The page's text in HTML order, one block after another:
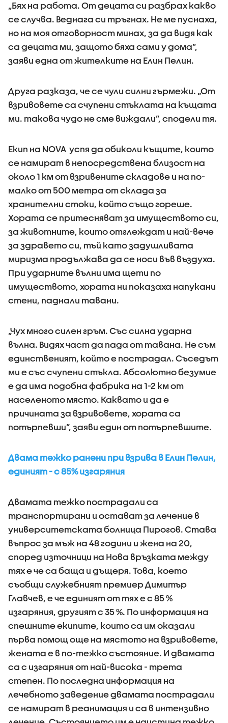
„Бях на работа. От децата си разбрах какво
се случва. Веднага си тръгнах. Не ме пуснаха,
но на моя отговорност минах, за да видя как
са децата ми, защото бяха сами у дома”,
заяви една от жителките на Елин Пелин.
Друга разказа, че се чули силни гърмежи. „От
взривовете са счупени стъклата на къщата
ми. такова чудо не сме виждали”, сподели тя.
Екип на NOVA успя да обиколи къщите, които
се намират в непосредствена близост на
около 1 км от взривените складове и на по-
малко от 500 метра от склада за
хранителни стоки, който също гореше.
Хората се притесняват за имуществото си,
за животните, които отглеждат и най-вече
за здравето си, тъй като задушливата
миризма продължава да се носи във въздуха.
При ударните вълни има щети по
имуществото, хората ни показаха напукани
стени, паднали тавани.
„Чух много силен гръм. Със силна ударна
вълна. Видях част да пада от тавана. Не съм
единственият, който е пострадал. Съседът
ми е със счупени стъкла. Абсолютно безумие
е да има подобна фабрика на 1-2 км от
населеното място. Каквато и да е
причината за взривовете, хората са
потърпевши”, заяви един от потърпевшите.
Двама тежко ранени при взрива в Елин Пелин,
единият - с 85% изгаряния
Двамата тежко пострадали са
транспортирани и остават за лечение в
университетската болница Пирогов. Става
въпрос за мъж на 48 години и жена на 20,
според източници на Нова връзката между
тях е че са баща и дъщеря. Това, което
съобщи служебният премиер Димитър
Главчев, е че единият от тях е с 85 %
изгаряния, другият с 35 %. По информация на
спешните екипите, които са им оказали
първа помощ още на мястото на взривовете,
жената е в по-тежко състояние. И двамата
са с изгаряния от най-висока - трета
степен. По последна информация на
лечебното заведение двамата пострадали
се намират в реанимация и са в интензивно